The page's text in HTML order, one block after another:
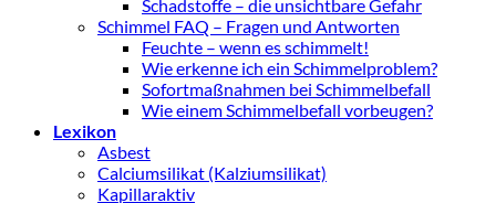
Schadstoffe – die unsichtbare Gefahr
Schimmel FAQ – Fragen und Antworten
Feuchte – wenn es schimmelt!
Wie erkenne ich ein Schimmelproblem?
Sofortmaßnahmen bei Schimmelbefall
Wie einem Schimmelbefall vorbeugen?
Lexikon
Asbest
Calciumsilikat (Kalziumsilikat)
Kapillaraktiv